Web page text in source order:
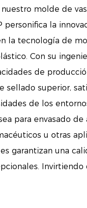
nuestro molde de
personifica la
la tecnología de
Con su
de
sellado superior,
de los
para envasado de
u otras
garantizan una
Invirtiendo